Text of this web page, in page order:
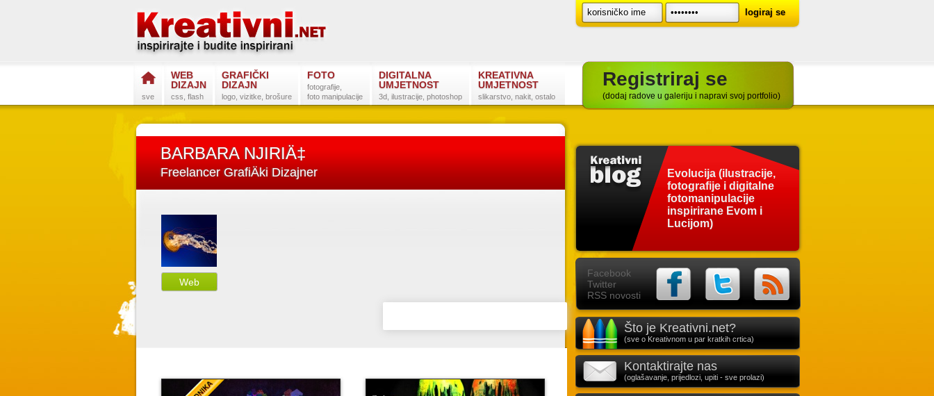
sve
WEB
DIZAJN
css, flash
GRAFIČKI
DIZAJN
logo, vizitke, brošure
FOTO
fotografije,
foto manipulacije
DIGITALNA
UMJETNOST
3d, ilustracije, photoshop
KREATIVNA
UMJETNOST
slikarstvo, nakit, ostalo
Registriraj se
(dodaj radove u galeriju i napravi svoj portfolio)
BARBARA NJIRIÄ‡
Freelancer GrafiÄki Dizajner
Web
Evolucija (ilustracije,
fotografije i digitalne
fotomanipulacije
inspirirane Evom i
Lucijom)
Facebook
Twitter
RSS novosti
Što je Kreativni.net?
(sve o Kreativnom u par kratkih crtica)
Kontaktirajte nas
(oglašavanje, prijedlozi, upiti - sve prolazi)